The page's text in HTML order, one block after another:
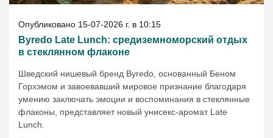
Опубликовано 15-07-2026 г. в 10:15
Byredo Late Lunch: средиземноморский отдых
в стеклянном флаконе
Шведский нишевый бренд Byredo, основанный Беном
Горхэмом и завоевавший мировое признание благодаря
умению заключать эмоции и воспоминания в стеклянные
флаконы, представляет новый унисекс-аромат Late
Lunch.